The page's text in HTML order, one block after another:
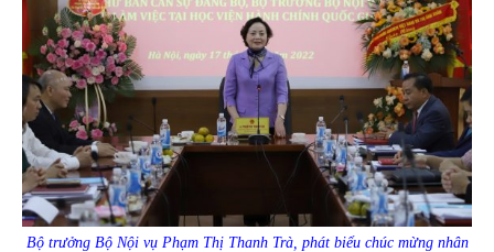
Bộ trưởng Bộ Nội vụ Phạm Thị Thanh Trà, phát biểu chúc mừng nhân